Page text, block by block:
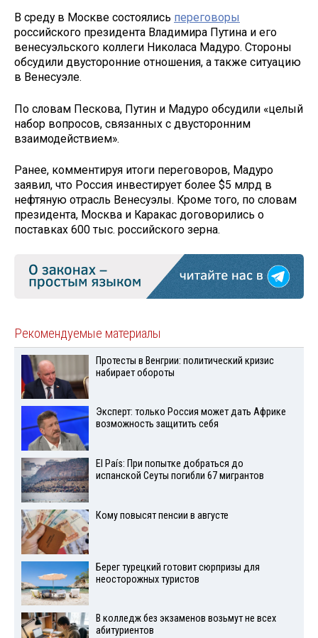
В среду в Москве состоялись переговоры
российского президента Владимира Путина и его
венесуэльского коллеги Николаса Мадуро. Стороны
обсудили двусторонние отношения, а также ситуацию
в Венесуэле.
По словам Пескова, Путин и Мадуро обсудили «целый
набор вопросов, связанных с двусторонним
взаимодействием».
Ранее, комментируя итоги переговоров, Мадуро
заявил, что Россия инвестирует более $5 млрд в
нефтяную отрасль Венесуэлы. Кроме того, по словам
президента, Москва и Каракас договорились о
поставках 600 тыс. российского зерна.
Рекомендуемые материалы
Протесты в Венгрии: политический кризис
набирает обороты
Эксперт: только Россия может дать Африке
возможность защитить себя
El País: При попытке добраться до
испанской Сеуты погибли 67 мигрантов
Кому повысят пенсии в августе
Берег турецкий готовит сюрпризы для
неосторожных туристов
В колледж без экзаменов возьмут не всех
абитуриентов